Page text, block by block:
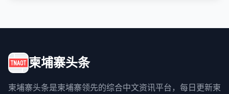
柬埔寨头条
柬埔寨头条是柬埔寨领先的综合中文资讯平台，每日更新柬